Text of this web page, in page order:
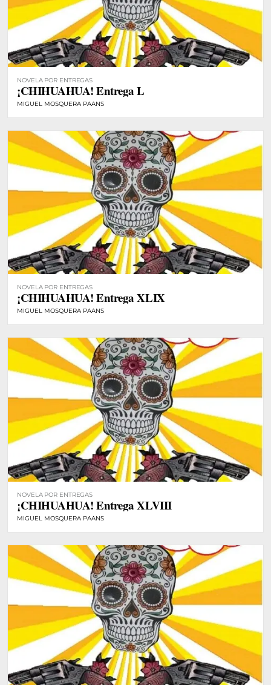
NOVELA POR ENTREGAS
¡CHIHUAHUA! Entrega L
MIGUEL MOSQUERA PAANS
NOVELA POR ENTREGAS
¡CHIHUAHUA! Entrega XLIX
MIGUEL MOSQUERA PAANS
NOVELA POR ENTREGAS
¡CHIHUAHUA! Entrega XLVIII
MIGUEL MOSQUERA PAANS